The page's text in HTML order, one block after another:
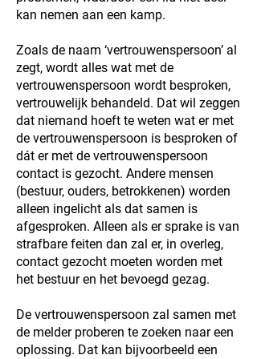
kan nemen aan een kamp.
Zoals de naam ‘vertrouwenspersoon’ al
zegt, wordt alles wat met de
vertrouwenspersoon wordt besproken,
vertrouwelijk behandeld. Dat wil zeggen
dat niemand hoeft te weten wat er met
de vertrouwenspersoon is besproken of
dát er met de vertrouwenspersoon
contact is gezocht. Andere mensen
(bestuur, ouders, betrokkenen) worden
alleen ingelicht als dat samen is
afgesproken. Alleen als er sprake is van
strafbare feiten dan zal er, in overleg,
contact gezocht moeten worden met
het bestuur en het bevoegd gezag.
De vertrouwenspersoon zal samen met
de melder proberen te zoeken naar een
oplossing. Dat kan bijvoorbeeld een